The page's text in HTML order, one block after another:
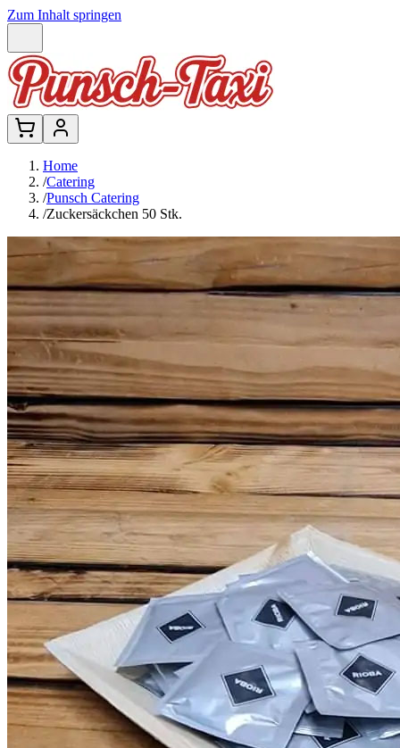
Zum Inhalt springen
Home
/Catering
/Punsch Catering
/Zuckersäckchen 50 Stk.